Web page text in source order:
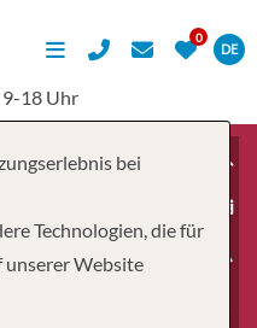
DE
18 Uhr
bei
Technologien, die für
unserer Website